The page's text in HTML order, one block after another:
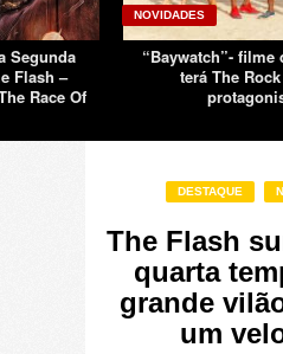
Segunda
Flash –
Race Of
NOVIDADES
“Baywatch”- filme
terá The
DESTAQUE
The Flash
quarta
grande
um